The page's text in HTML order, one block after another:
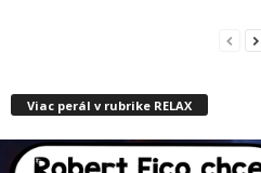
Viac perál v rubrike RELAX